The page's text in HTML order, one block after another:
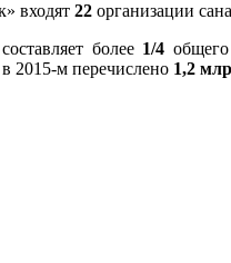
входят 22 организации
более 1/4
2015-м перечислено 1,2